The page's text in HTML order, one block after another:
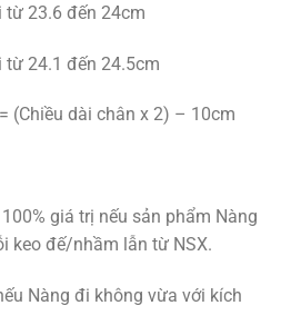
từ 23.6 đến 24cm
từ 24.1 đến 24.5cm
(Chiều dài chân x 2) – 10cm
giá trị nếu sản phẩm Nàng
keo đế/nhầm lẫn từ NSX.
Nàng đi không vừa với kích